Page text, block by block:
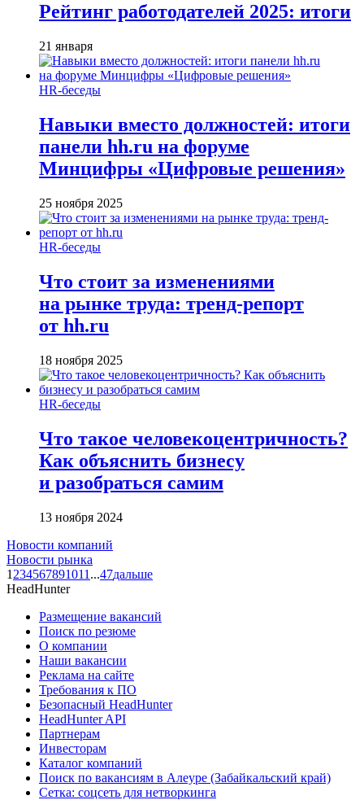
Рейтинг работодателей 2025: итоги
21 января
HR-беседы
Навыки вместо должностей: итоги
панели hh.ru на форуме
Минцифры «Цифровые решения»
25 ноября 2025
HR-беседы
Что стоит за изменениями
на рынке труда: тренд-репорт
от hh.ru
18 ноября 2025
HR-беседы
Что такое человеко­центричность?
Как объяснить бизнесу
и разобраться самим
13 ноября 2024
Новости компаний
Новости рынка
1 234567891011 ...47дальше
HeadHunter
Размещение вакансий
Поиск по резюме
О компании
Наши вакансии
Реклама на сайте
Требования к ПО
Безопасный HeadHunter
HeadHunter API
Партнерам
Инвесторам
Каталог компаний
Поиск по вакансиям в Алеуре (Забайкальский край)
Сетка: соцсеть для нетворкинга